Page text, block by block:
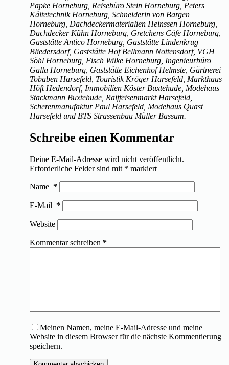
Papke Horneburg, Reisebüro Stein Horneburg, Peters
Kältetechnik Horneburg, Schneiderin von Bargen
Horneburg, Dachdeckermaterialien Heinssen Horneburg,
Dachdecker Kühn Horneburg, Gretchens Cáfe Horneburg,
Gaststätte Antico Horneburg, Gaststätte Lindenkrug
Bliedersdorf, Gaststätte Hof Bellmann Nottensdorf, VGH
Söhl Horneburg, Fisch Wilke Horneburg, Ingenieurbüro
Galla Horneburg, Gaststätte Eichenhof Helmste, Gärtnerei
Tobaben Harsefeld, Touristik Kröger Harsefeld, Markthaus
Höft Hedendorf, Immobilien Köster Buxtehude, Modehaus
Stackmann Buxtehude, Raiffeisenmarkt Harsefeld,
Scherenmanufaktur Paul Harsefeld, Modehaus Quast
Harsefeld und BTS Strassenbau Müller Bassum.
Schreibe einen Kommentar
Deine E-Mail-Adresse wird nicht veröffentlicht.
Erforderliche Felder sind mit * markiert
Name *
E-Mail *
Website
Kommentar schreiben *
Meinen Namen, meine E-Mail-Adresse und meine
Website in diesem Browser für die nächste Kommentierung
speichern.